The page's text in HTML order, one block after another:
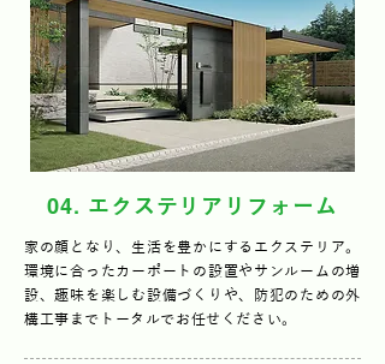
04. エクステリアリフォーム
家の顔となり、生活を豊かにするエクステリア。
環境に合ったカーポートの設置やサンルームの増
設、趣味を楽しむ設備づくりや、防犯のための外
構工事までトータルでお任せください。